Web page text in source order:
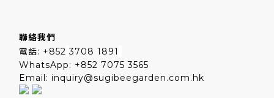
聯絡我們
電話: +852 3708 1891
WhatsApp: +852 7075 3565
Email: inquiry@sugibeegarden.com.hk